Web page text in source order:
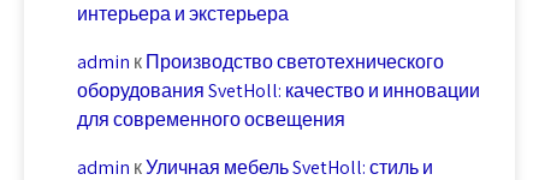
интерьера и экстерьера
admin кПроизводство светотехнического
оборудования SvetHoll: качество и инновации
для современного освещения
admin кУличная мебель SvetHoll: стиль и